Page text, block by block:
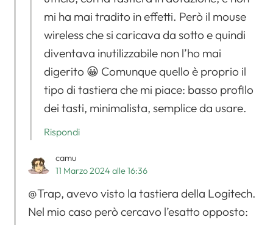
mi ha mai tradito in effetti. Però il mouse
wireless che si caricava da sotto e quindi
diventava inutilizzabile non l’ho mai
digerito 😀 Comunque quello è proprio il
tipo di tastiera che mi piace: basso profilo
dei tasti, minimalista, semplice da usare.
Rispondi
camu
11 Marzo 2024 alle 16:36
@Trap, avevo visto la tastiera della Logitech.
Nel mio caso però cercavo l’esatto opposto: